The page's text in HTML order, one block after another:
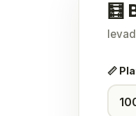
🧮
📏